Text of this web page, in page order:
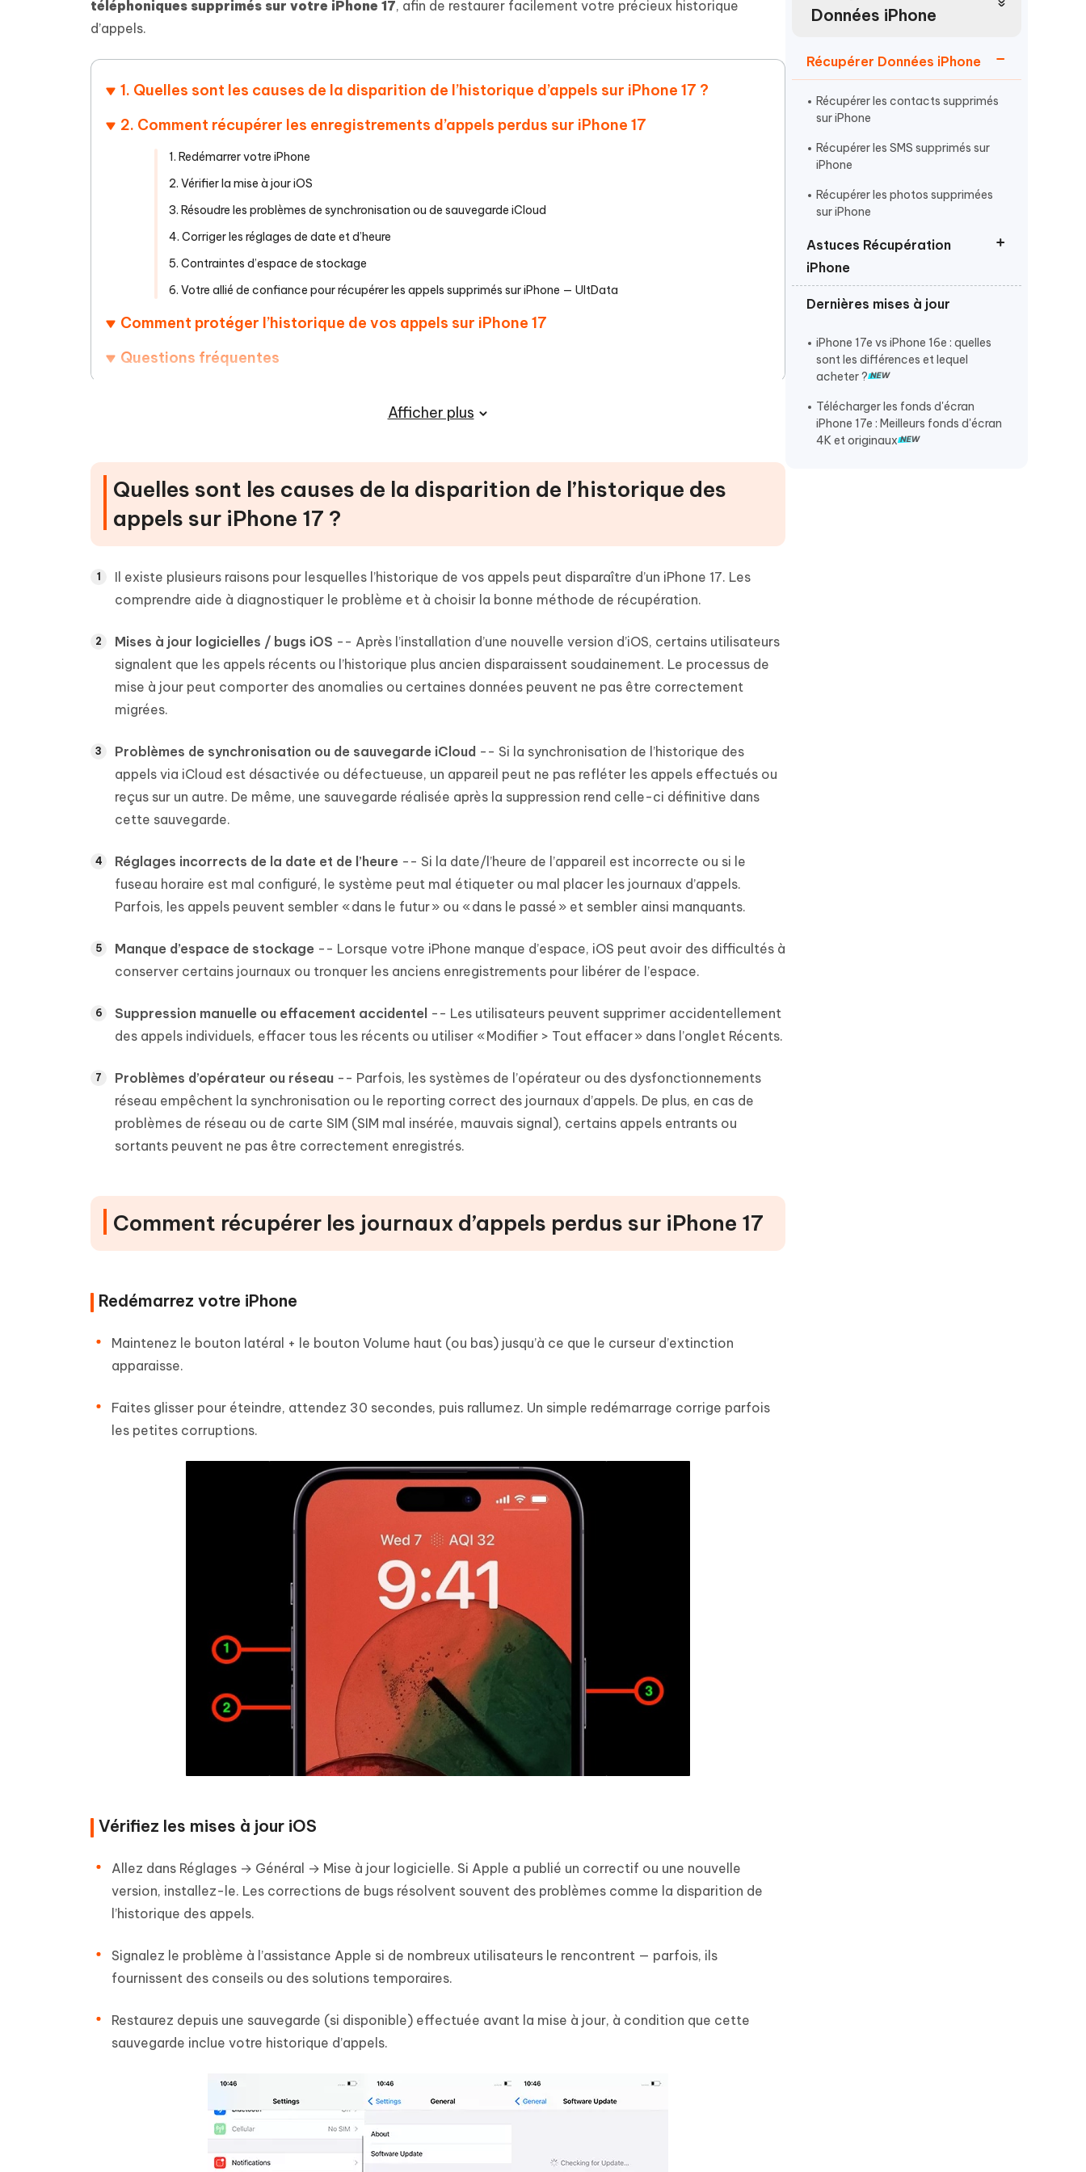
4DDiG - Windows Data Recovery
Récupérer les fichiers supprimés sur
4DDiG - Mac Data Recovery
Voir tous les produits
l'IA
clic
Mobile
iAnyGo- iOS APP
Changer l'emplacement de l'iPhone sans
iAnyGo - Faux GPS Android APP
New
Changer l'emplacement Android sans PC
iCareFone Transfer APP
Transférer le chat WhatsApp
Android/iPhone
UltData for Android APP
Récupérer des données Android sans PC
Plus de conseils utiles
OCR et conversion de PDF en ligne
gratuite
Tenorshare AI PDF
Résumer des documents PDF avec l'IA
Outil Gratuit de Retouche Photo d'IA
en diagramme
Transformer le contenu IA en texte
Écriver plus intelligemment et plus
rapidement avec l'IA
étonnantes
Regarder maintenant
Données iPhone
Récupérer Données iPhone
Récupérer les contacts supprimés
sur iPhone
Récupérer les SMS supprimés sur
iPhone
Récupérer les photos supprimées
sur iPhone
Astuces Récupération
iPhone
Récupérer les données iPhone avec
Récupérer les données iPhone après
la restauration
Récupérer les données iPhone sans
sauvegarde
Dernières mises à jour
iPhone 17e vs iPhone 16e : quelles
sont les différences et lequel
acheter ?
Télécharger les fonds d'écran
iPhone 17e : Meilleurs fonds d'écran
4K et originaux
téléphoniques supprimés sur votre iPhone 17, afin de restaurer facilement votre précieux historique
d’appels.
1. Quelles sont les causes de la disparition de l’historique d’appels sur iPhone 17 ?
2. Comment récupérer les enregistrements d’appels perdus sur iPhone 17
1. Redémarrer votre iPhone
2. Vérifier la mise à jour iOS
3. Résoudre les problèmes de synchronisation ou de sauvegarde iCloud
4. Corriger les réglages de date et d’heure
5. Contraintes d’espace de stockage
6. Votre allié de confiance pour récupérer les appels supprimés sur iPhone — UltData
Comment protéger l’historique de vos appels sur iPhone 17
Questions fréquentes
Afficher plus
Quelles sont les causes de la disparition de l’historique des
appels sur iPhone 17 ?
Il existe plusieurs raisons pour lesquelles l’historique de vos appels peut disparaître d’un iPhone 17. Les
comprendre aide à diagnostiquer le problème et à choisir la bonne méthode de récupération.
Mises à jour logicielles / bugs iOS -- Après l’installation d’une nouvelle version d’iOS, certains utilisateurs
signalent que les appels récents ou l’historique plus ancien disparaissent soudainement. Le processus de
mise à jour peut comporter des anomalies ou certaines données peuvent ne pas être correctement
migrées.
Problèmes de synchronisation ou de sauvegarde iCloud -- Si la synchronisation de l’historique des
appels via iCloud est désactivée ou défectueuse, un appareil peut ne pas refléter les appels effectués ou
reçus sur un autre. De même, une sauvegarde réalisée après la suppression rend celle-ci définitive dans
cette sauvegarde.
Réglages incorrects de la date et de l’heure -- Si la date/l’heure de l’appareil est incorrecte ou si le
fuseau horaire est mal configuré, le système peut mal étiqueter ou mal placer les journaux d’appels.
Parfois, les appels peuvent sembler « dans le futur » ou « dans le passé » et sembler ainsi manquants.
Manque d’espace de stockage -- Lorsque votre iPhone manque d’espace, iOS peut avoir des difficultés à
conserver certains journaux ou tronquer les anciens enregistrements pour libérer de l’espace.
Suppression manuelle ou effacement accidentel -- Les utilisateurs peuvent supprimer accidentellement
des appels individuels, effacer tous les récents ou utiliser « Modifier > Tout effacer » dans l’onglet Récents.
Problèmes d’opérateur ou réseau -- Parfois, les systèmes de l’opérateur ou des dysfonctionnements
réseau empêchent la synchronisation ou le reporting correct des journaux d’appels. De plus, en cas de
problèmes de réseau ou de carte SIM (SIM mal insérée, mauvais signal), certains appels entrants ou
sortants peuvent ne pas être correctement enregistrés.
Comment récupérer les journaux d’appels perdus sur iPhone 17
Redémarrez votre iPhone
Maintenez le bouton latéral + le bouton Volume haut (ou bas) jusqu’à ce que le curseur d’extinction
apparaisse.
Faites glisser pour éteindre, attendez 30 secondes, puis rallumez. Un simple redémarrage corrige parfois
les petites corruptions.
Vérifiez les mises à jour iOS
Allez dans Réglages → Général → Mise à jour logicielle. Si Apple a publié un correctif ou une nouvelle
version, installez-le. Les corrections de bugs résolvent souvent des problèmes comme la disparition de
l’historique des appels.
Signalez le problème à l’assistance Apple si de nombreux utilisateurs le rencontrent — parfois, ils
fournissent des conseils ou des solutions temporaires.
Restaurez depuis une sauvegarde (si disponible) effectuée avant la mise à jour, à condition que cette
sauvegarde inclue votre historique d’appels.